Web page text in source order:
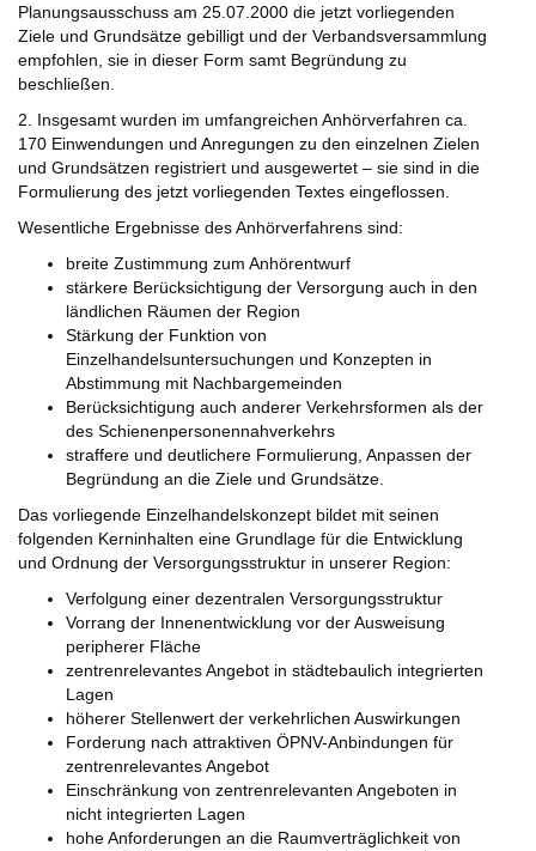
Planungsausschuss am 25.07.2000 die jetzt vorliegenden
Ziele und Grundsätze gebilligt und der Verbandsversammlung
empfohlen, sie in dieser Form samt Begründung zu
beschließen.
2. Insgesamt wurden im umfangreichen Anhörverfahren ca.
170 Einwendungen und Anregungen zu den einzelnen Zielen
und Grundsätzen registriert und ausgewertet – sie sind in die
Formulierung des jetzt vorliegenden Textes eingeflossen.
Wesentliche Ergebnisse des Anhörverfahrens sind:
breite Zustimmung zum Anhörentwurf
stärkere Berücksichtigung der Versorgung auch in den
ländlichen Räumen der Region
Stärkung der Funktion von
Einzelhandelsuntersuchungen und Konzepten in
Abstimmung mit Nachbargemeinden
Berücksichtigung auch anderer Verkehrsformen als der
des Schienenpersonennahverkehrs
straffere und deutlichere Formulierung, Anpassen der
Begründung an die Ziele und Grundsätze.
Das vorliegende Einzelhandelskonzept bildet mit seinen
folgenden Kerninhalten eine Grundlage für die Entwicklung
und Ordnung der Versorgungsstruktur in unserer Region:
Verfolgung einer dezentralen Versorgungsstruktur
Vorrang der Innenentwicklung vor der Ausweisung
peripherer Fläche
zentrenrelevantes Angebot in städtebaulich integrierten
Lagen
höherer Stellenwert der verkehrlichen Auswirkungen
Forderung nach attraktiven ÖPNV-Anbindungen für
zentrenrelevantes Angebot
Einschränkung von zentrenrelevanten Angeboten in
nicht integrierten Lagen
hohe Anforderungen an die Raumverträglichkeit von